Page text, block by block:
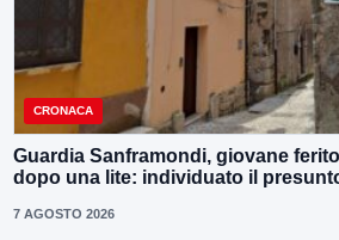
CRONACA
Guardia Sanframondi, giovane
dopo una lite: individuato il
7 AGOSTO 2026